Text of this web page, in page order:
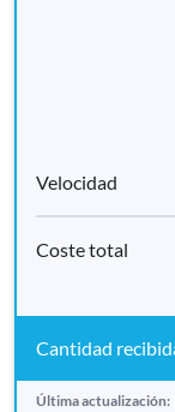
Última actualización: